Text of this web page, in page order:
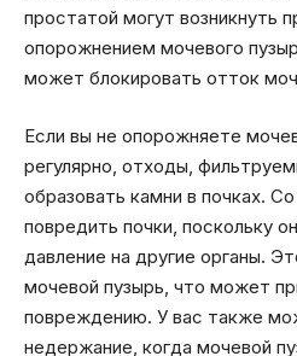
простатой могут возникнуть
опорожнением мочевого
может блокировать отток
Если вы не опорожняете
регулярно, отходы,
образовать камни в почках.
повредить почки, поскольку
давление на другие органы.
мочевой пузырь, что может
повреждению. У вас также
недержание, когда мочевой